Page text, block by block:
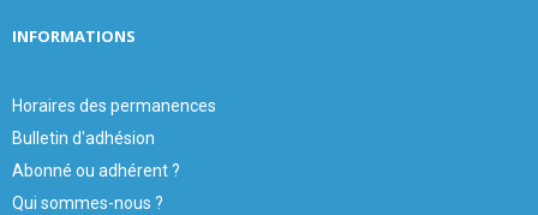
INFORMATIONS
Horaires des permanences
Bulletin d'adhésion
Abonné ou adhérent ?
Qui sommes-nous ?